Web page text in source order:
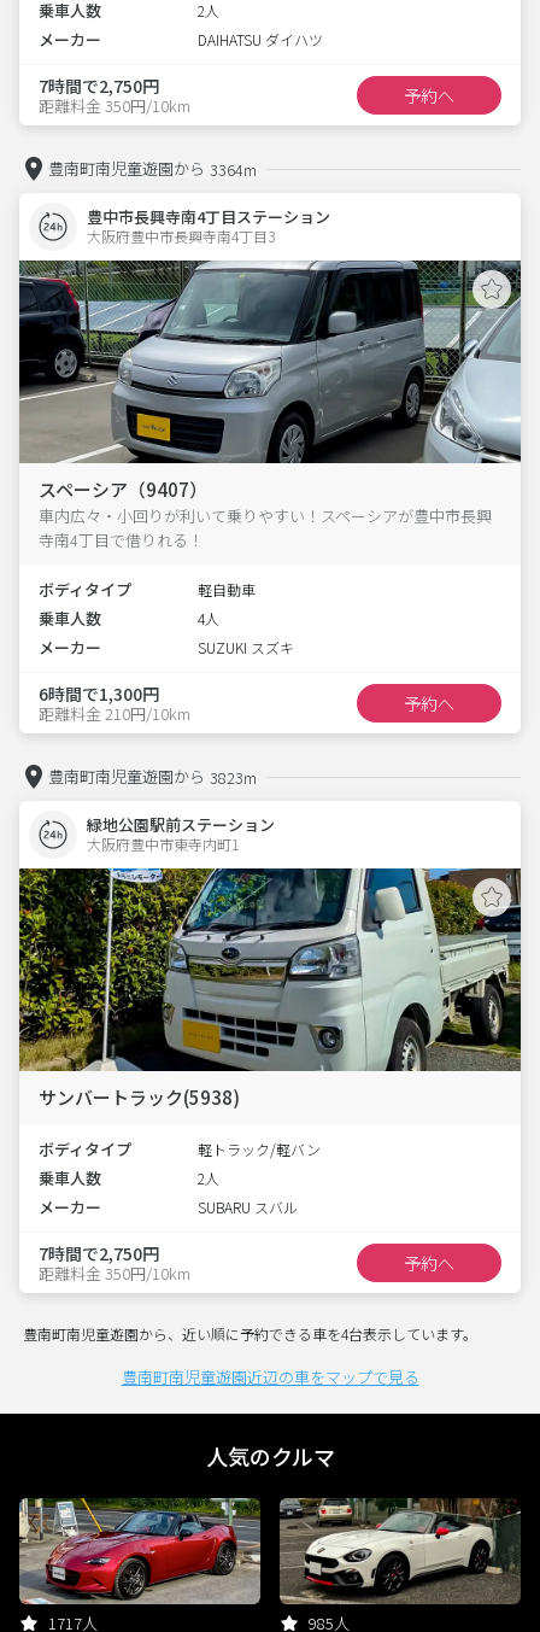
乗車人数 2人
メーカー DAIHATSU ダイハツ
7時間で2,750円
距離料金 350円/10km 予約へ
豊南町南児童遊園から 3364m
豊中市長興寺南4丁目ステーション
大阪府豊中市長興寺南4丁目3
スペーシア（9407）
車内広々・小回りが利いて乗りやすい！スペーシアが豊中市長興
寺南4丁目で借りれる！
ボディタイプ 軽自動車
乗車人数 4人
メーカー SUZUKI スズキ
6時間で1,300円
距離料金 210円/10km 予約へ
豊南町南児童遊園から 3823m
緑地公園駅前ステーション
大阪府豊中市東寺内町1
サンバートラック(5938)
ボディタイプ 軽トラック/軽バン
乗車人数 2人
メーカー SUBARU スバル
7時間で2,750円
距離料金 350円/10km 予約へ
豊南町南児童遊園から、近い順に予約できる車を4台表示しています。
豊南町南児童遊園近辺の車をマップで見る
人気のクルマ
1717人 985人